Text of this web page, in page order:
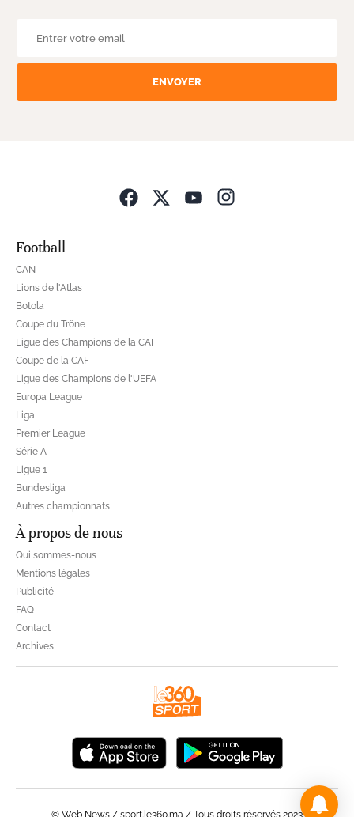
ENVOYER
Football
CAN
Lions de l'Atlas
Botola
Coupe du Trône
Ligue des Champions de la CAF
Coupe de la CAF
Ligue des Champions de l'UEFA
Europa League
Liga
Premier League
Série A
Ligue 1
Bundesliga
Autres championnats
À propos de nous
Qui sommes-nous
Mentions légales
Publicité
FAQ
Contact
Archives
© Web News / sport.le360.ma / Tous droits réservés 2023